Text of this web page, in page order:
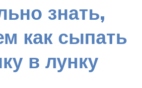
знать,
как сыпать
в лунку